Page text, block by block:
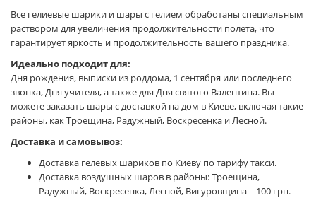
Все гелиевые шарики и шары с гелием обработаны специальным
раствором для увеличения продолжительности полета, что
гарантирует яркость и продолжительность вашего праздника.
Идеально подходит для:
Дня рождения, выписки из роддома, 1 сентября или последнего
звонка, Дня учителя, а также для Дня святого Валентина. Вы
можете заказать шары с доставкой на дом в Киеве, включая такие
районы, как Троещина, Радужный, Воскресенка и Лесной.
Доставка и самовывоз:
Доставка гелевых шариков по Киеву по тарифу такси.
Доставка воздушных шаров в районы: Троещина,
Радужный, Воскресенка, Лесной, Вигуровщина – 100 грн.